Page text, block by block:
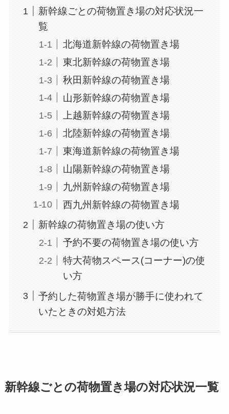
新幹線ごとの荷物置き場の対応状況一
覧
北海道新幹線の荷物置き場
東北新幹線の荷物置き場
秋田新幹線の荷物置き場
山形新幹線の荷物置き場
上越新幹線の荷物置き場
北陸新幹線の荷物置き場
東海道新幹線の荷物置き場
山陽新幹線の荷物置き場
九州新幹線の荷物置き場
西九州新幹線の荷物置き場
新幹線の荷物置き場の使い方
予約不要の荷物置き場の使い方
特大荷物スペース(コーナー)の使
い方
予約した荷物置き場が勝手に使われて
いたときの対処方法
新幹線ごとの荷物置き場の対応状況一覧